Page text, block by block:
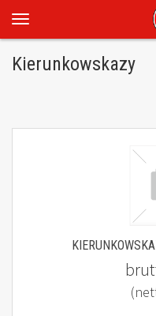
Kierunkowskazy